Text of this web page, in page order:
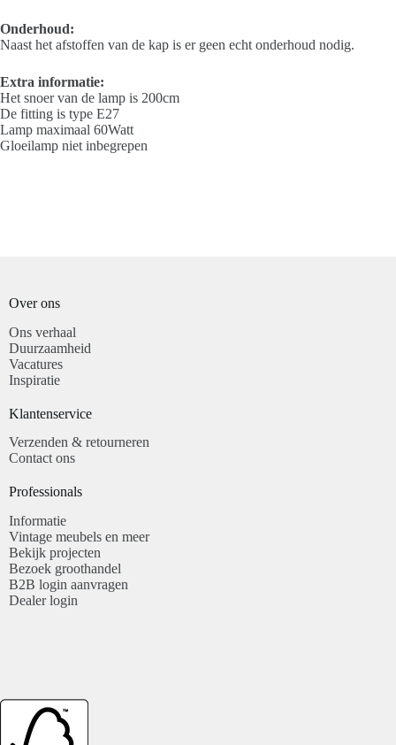
Onderhoud:
Naast het afstoffen van de kap is er geen echt onderhoud nodig.
Extra informatie:
Het snoer van de lamp is 200cm
De fitting is type E27
Lamp maximaal 60Watt
Gloeilamp niet inbegrepen
Over ons
Ons verhaal
Duurzaamheid
Vacatures
Inspiratie
Klantenservice​
Verzenden & retourneren
Contact ons
Professionals​
Informatie
Vintage meubels en meer
Bekijk projecten
Bezoek groothandel
B2B login aanvragen
Dealer login